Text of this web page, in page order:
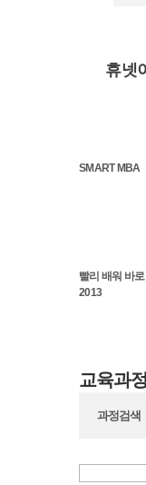
휴넷
SMART MBA
빨리 배워 바
2013
파시선]하늘이 내린 [수호전]
진 108
교육과
과정검색